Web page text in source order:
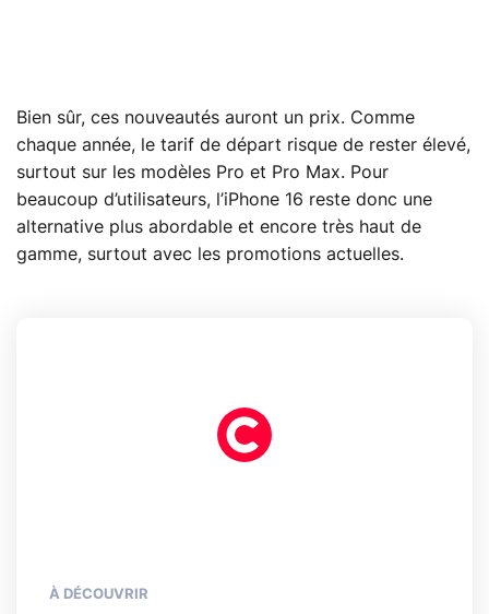
Bien sûr, ces nouveautés auront un prix. Comme
chaque année, le tarif de départ risque de rester élevé,
surtout sur les modèles Pro et Pro Max. Pour
beaucoup d’utilisateurs, l’iPhone 16 reste donc une
alternative plus abordable et encore très haut de
gamme, surtout avec les promotions actuelles.
À DÉCOUVRIR